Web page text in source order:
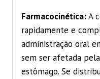
Farmacocinética:A
rapidamente e
administração oral
sem ser afetada
estômago. Se